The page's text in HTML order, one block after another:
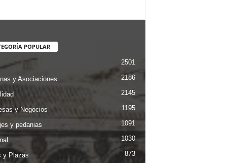
POPULAR
2501
y Asociaciones 2186
2145
y Negocios 1195
y pedanias 1091
1030
y Plazas 873